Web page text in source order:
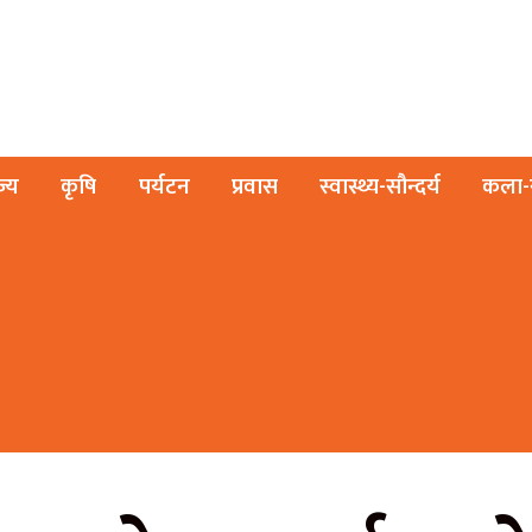
कृषि पर्यटन प्रवास स्वास्थ्य-सौन्दर्य कला-